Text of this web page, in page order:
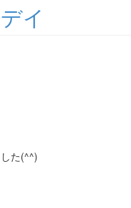
イ
た(^^)